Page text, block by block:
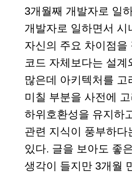
3개월째 개발자로 일
개발자로 일하면서 시
자신의 주요 차이점을
코드 자체보다는 설계
많은데 아키텍처를 고
미칠 부분을 사전에
하위호환성을 유지하
관련 지식이 풍부하다
있다. 글을 보아도 좋
생각이 들지만 3개월